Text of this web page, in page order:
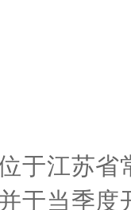
于江苏省
于当季